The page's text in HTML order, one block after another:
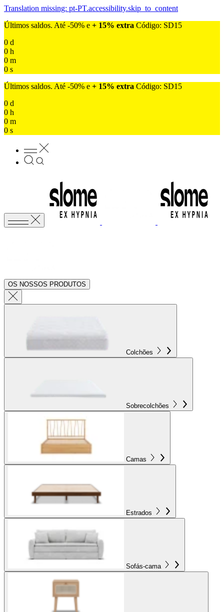
Translation missing: pt-PT.accessibility.skip_to_content
Últimos saldos. Até -50% e + 15% extra Código: SD15
0 d
0 h
0 m
0 s
Últimos saldos. Até -50% e + 15% extra Código: SD15
0 d
0 h
0 m
0 s
OS NOSSOS PRODUTOS
Colchões
Sobrecolchões
Camas
Estrados
Sofás-cama